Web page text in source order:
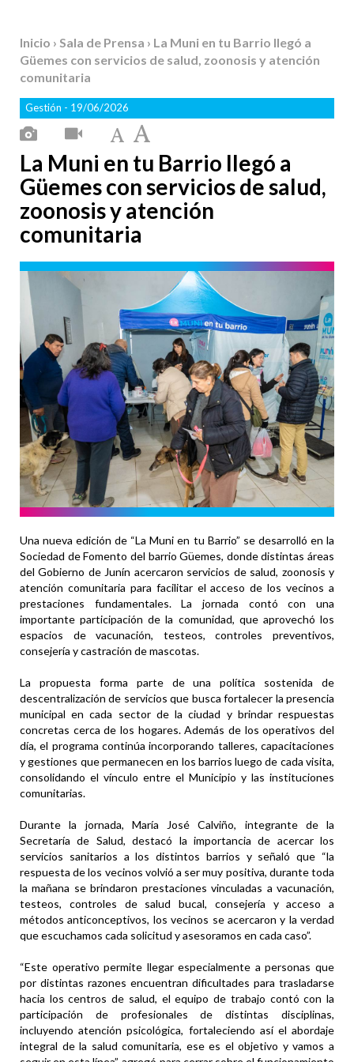
Inicio › Sala de Prensa › La Muni en tu Barrio llegó a
Güemes con servicios de salud, zoonosis y atención
comunitaria
Gestión - 19/06/2026
La Muni en tu Barrio llegó a
Güemes con servicios de salud,
zoonosis y atención
comunitaria
Una nueva edición de “La Muni en tu Barrio” se desarrolló en la
Sociedad de Fomento del barrio Güemes, donde distintas áreas
del Gobierno de Junín acercaron servicios de salud, zoonosis y
atención comunitaria para facilitar el acceso de los vecinos a
prestaciones fundamentales. La jornada contó con una
importante participación de la comunidad, que aprovechó los
espacios de vacunación, testeos, controles preventivos,
consejería y castración de mascotas.
La propuesta forma parte de una política sostenida de
descentralización de servicios que busca fortalecer la presencia
municipal en cada sector de la ciudad y brindar respuestas
concretas cerca de los hogares. Además de los operativos del
día, el programa continúa incorporando talleres, capacitaciones
y gestiones que permanecen en los barrios luego de cada visita,
consolidando el vínculo entre el Municipio y las instituciones
comunitarias.
Durante la jornada, María José Calviño, integrante de la
Secretaría de Salud, destacó la importancia de acercar los
servicios sanitarios a los distintos barrios y señaló que “la
respuesta de los vecinos volvió a ser muy positiva, durante toda
la mañana se brindaron prestaciones vinculadas a vacunación,
testeos, controles de salud bucal, consejería y acceso a
métodos anticonceptivos, los vecinos se acercaron y la verdad
que escuchamos cada solicitud y asesoramos en cada caso”.
“Este operativo permite llegar especialmente a personas que
por distintas razones encuentran dificultades para trasladarse
hacia los centros de salud, el equipo de trabajo contó con la
participación de profesionales de distintas disciplinas,
incluyendo atención psicológica, fortaleciendo así el abordaje
integral de la salud comunitaria, ese es el objetivo y vamos a